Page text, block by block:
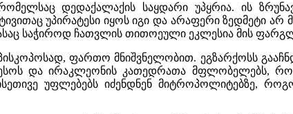
დედაქალაქის საყდარი უპყრია. ის
უპირატესი იყოს იგი და არაფერი ზედმეტი არ
რასაც საჭიროდ ჩათვლის თითოეული ეკლესია მის
ფართო მნიშვნელობით. ეგზარქოსს
და ირაკლეონის კათედრათა მფლობელებს,
უფლებებს იძენდნენ მიტროპოლიტებზე,